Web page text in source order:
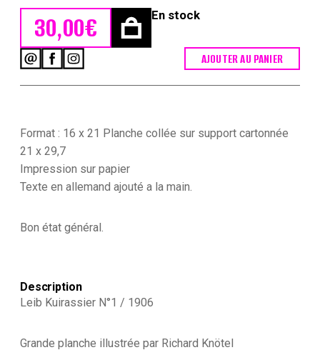
30,00€ En stock
-
Knötel
-
Cuirassier
N°1
/
-
Uniforme
AJOUTER AU PANIER
Format : 16 x 21 Planche collée sur support cartonnée
21 x 29,7
Impression sur papier
Texte en allemand ajouté a la main.
Bon état général.
Description
Leib Kuirassier N°1 / 1906
Grande planche illustrée par Richard Knötel